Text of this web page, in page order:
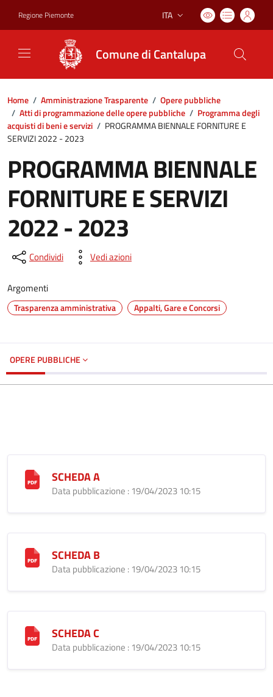
Regione Piemonte Lingua attiva:
ITA
Comune di Cantalupa
Home / Amministrazione Trasparente / Opere pubbliche
/ Atti di programmazione delle opere pubbliche / Programma degli
acquisti di beni e servizi / PROGRAMMA BIENNALE FORNITURE E
SERVIZI 2022 - 2023
PROGRAMMA BIENNALE
FORNITURE E SERVIZI
2022 - 2023
Condividi Vedi azioni
Argomenti
Trasparenza amministrativa Appalti, Gare e Concorsi
OPERE PUBBLICHE
SCHEDA A
Data pubblicazione : 19/04/2023 10:15
SCHEDA B
Data pubblicazione : 19/04/2023 10:15
SCHEDA C
Data pubblicazione : 19/04/2023 10:15